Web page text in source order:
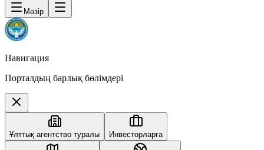
Мәзір
Навигация
Порталдың барлық бөлімдері
Ұлттық агентство туралы Инвесторларға